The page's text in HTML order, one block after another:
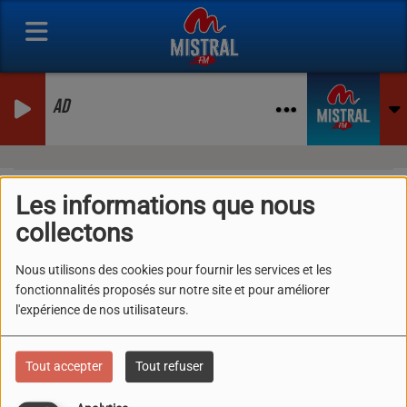
Les informations que nous
collectons
Nous utilisons des cookies pour fournir les services et les
fonctionnalités proposés sur notre site et pour améliorer
l'expérience de nos utilisateurs.
Tout accepter Tout refuser
AD